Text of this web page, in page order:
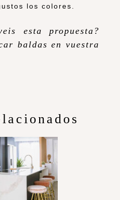
los colores.
esta propuesta?
baldas en vuestra